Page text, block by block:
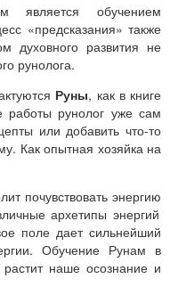
обучением
«предсказания» также
духовного развития не
рунолога.
Руны, как в книге
работы рунолог уже сам
или добавить что-то
Как опытная хозяйка на
почувствовать энергию
архетипы энергий
поле дает сильнейший
Обучение Рунам в
наше осознание и